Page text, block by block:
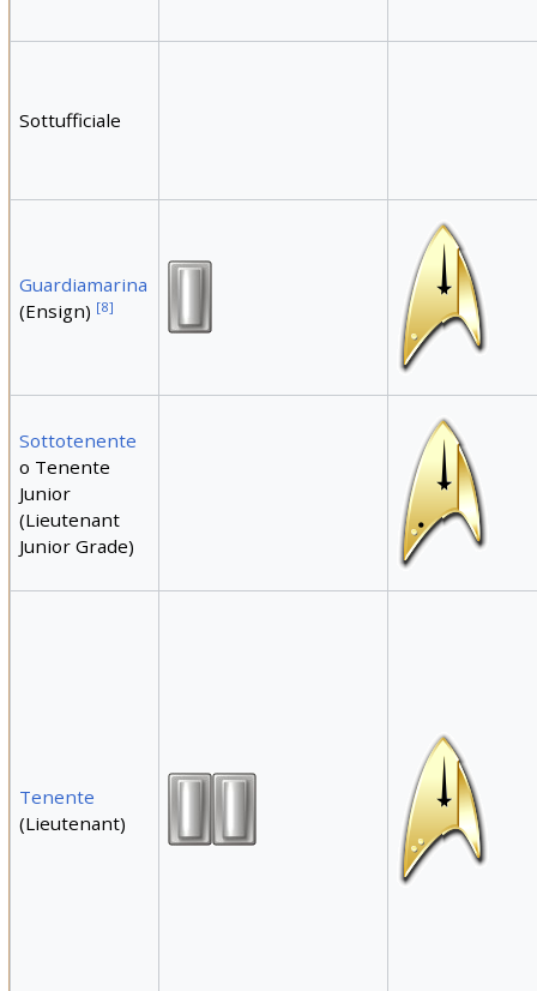
Sottufficiale
Guardiamarina
(Ensign) [8]
Sottotenente
o Tenente
Junior
(Lieutenant
Junior Grade)
Tenente
(Lieutenant)